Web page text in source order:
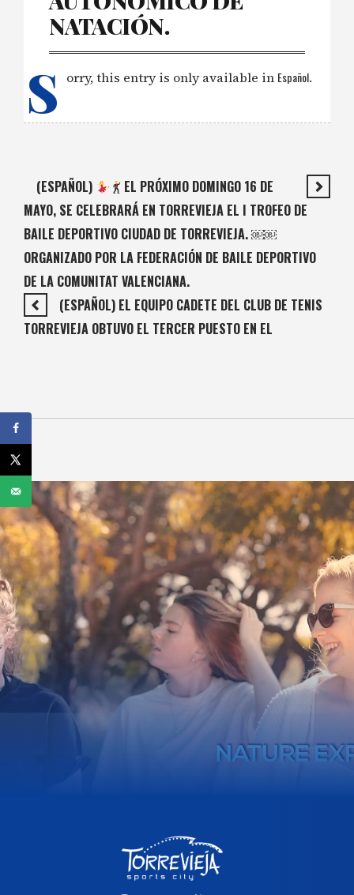
NATACIÓN.
S orry, this entry is only available in Español.
(ESPAÑOL)
EL PRÓXIMO DOMINGO 16 DE
MAYO, SE CELEBRARÁ EN TORREVIEJA EL I TROFEO DE
BAILE DEPORTIVO CIUDAD DE TORREVIEJA. ￼￼
ORGANIZADO POR LA FEDERACIÓN DE BAILE DEPORTIVO
DE LA COMUNITAT VALENCIANA.
(ESPAÑOL) EL EQUIPO CADETE DEL CLUB DE TENIS
TORREVIEJA OBTUVO EL TERCER PUESTO EN EL